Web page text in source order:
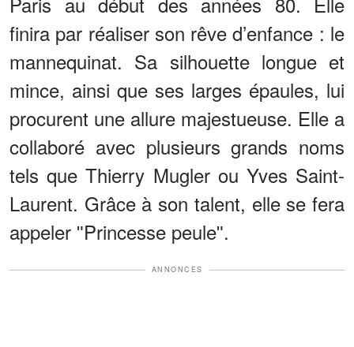
finira par réaliser son rêve d’enfance : le
mannequinat. Sa silhouette longue et
mince, ainsi que ses larges épaules, lui
procurent une allure majestueuse. Elle a
collaboré avec plusieurs grands noms
tels que Thierry Mugler ou Yves Saint-
Laurent. Grâce à son talent, elle se fera
appeler ʺPrincesse peuleʺ.
ANNONCES